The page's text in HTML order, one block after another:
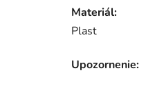
Materiál:
Plast
Upozornenie: